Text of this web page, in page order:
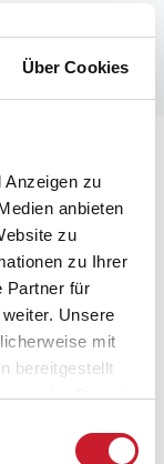
Über Cookies
Anzeigen zu
anbieten
zu
zu Ihrer
Partner für
Unsere
mit
bereitgestellt
der Dienste